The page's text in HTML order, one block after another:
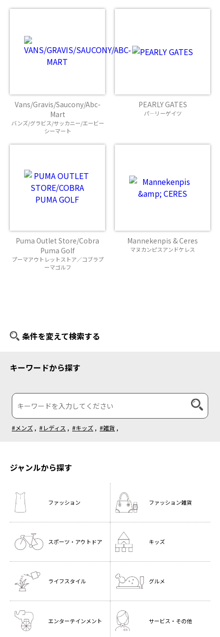
Vans/Gravis/Saucony/Abc-
Mart
バンズ/グラビス/サッカニー/エービー
シーマート
PEARLY GATES
パ―リーゲイツ
Puma Outlet Store/Cobra
Puma Golf
プーマアウトレットストア／コブラプ
ーマゴルフ
Mannekenpis & Ceres
マヌカンピスアンドケレス
条件を変えて検索する
キーワードから探す
#メンズ , #レディス , #キッズ , #雑貨 ,
ジャンルから探す
ファッション ファッション雑貨
スポーツ・ アウトドア キッズ
ライフスタイル グルメ
エンターテインメント サービス・その他